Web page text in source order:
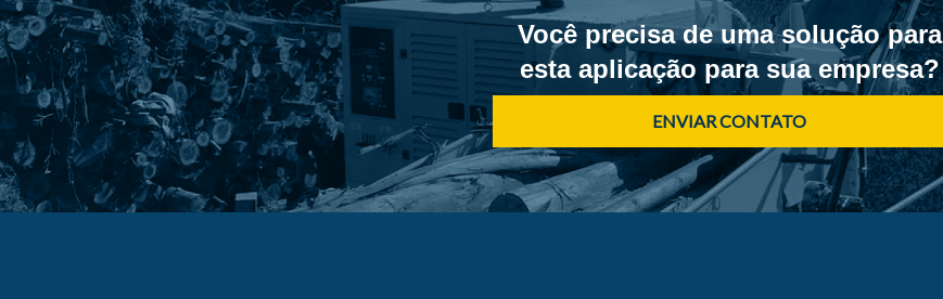
Você precisa de uma solução para
esta aplicação para sua empresa?
ENVIAR CONTATO